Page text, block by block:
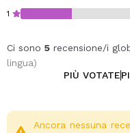
1
Ci sono 5 recensione/i
lingua)
PIÙ VOTATE
Ancora nessuna